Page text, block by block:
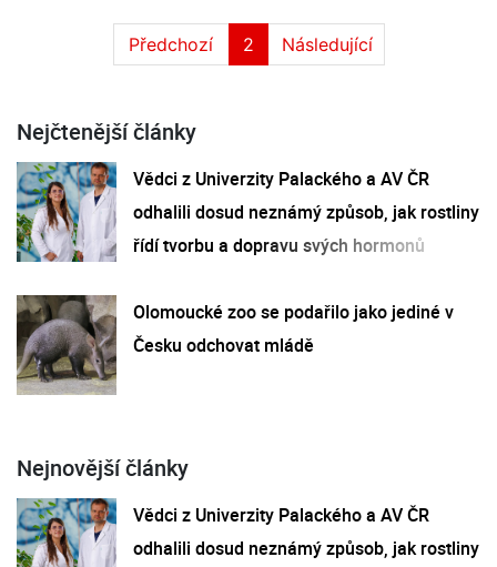
Předchozí 2 Následující
Nejčtenější články
Vědci z Univerzity Palackého a AV ČR
odhalili dosud neznámý způsob, jak rostliny
řídí tvorbu a dopravu svých hormonů
Olomoucké zoo se podařilo jako jediné v
Česku odchovat mládě
Nejnovější články
Vědci z Univerzity Palackého a AV ČR
odhalili dosud neznámý způsob, jak rostliny